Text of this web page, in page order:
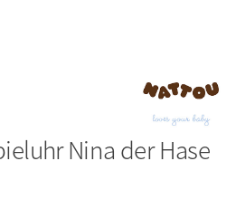
Nina der Hase